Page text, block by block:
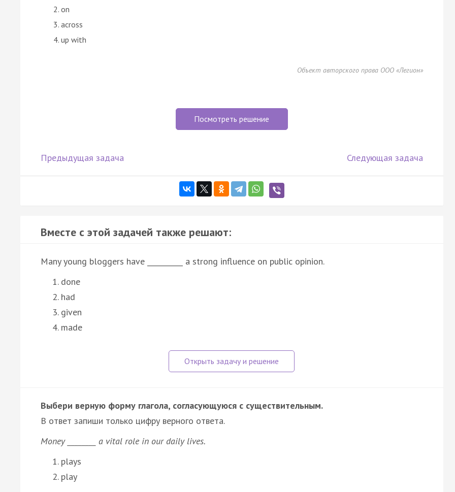
on
across
up with
Объект авторского права ООО «Легион»
Посмотреть решение
Предыдущая задача Следующая задача
Вместе с этой задачей также решают:
Many young bloggers have __________ a strong influence on public opinion.
done
had
given
made
Выбери верную форму глагола, согласующуюся с существительным.
В ответ запиши только цифру верного ответа.
Money ________ a vital role in our daily lives.
plays
play